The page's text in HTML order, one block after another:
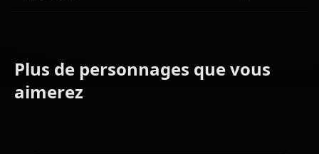
Plus de personnages que vous
aimerez